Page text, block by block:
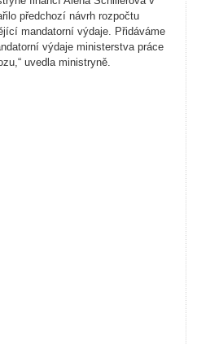
předchozí návrh rozpočtu
mandatorní výdaje. Přidáváme
výdaje ministerstva práce
uvedla ministryně.